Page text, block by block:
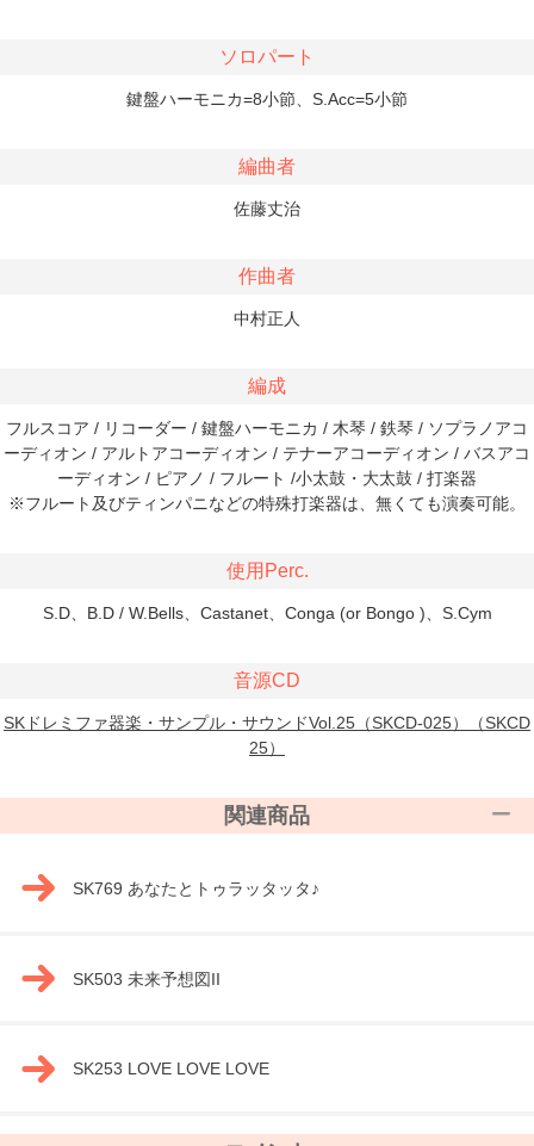
ソロパート
鍵盤ハーモニカ=8小節、S.Acc=5小節
編曲者
佐藤丈治
作曲者
中村正人
編成
フルスコア / リコーダー / 鍵盤ハーモニカ / 木琴 / 鉄琴 / ソプラノアコ
ーディオン / アルトアコーディオン / テナーアコーディオン / バスアコ
ーディオン / ピアノ / フルート /小太鼓・大太鼓 / 打楽器
※フルート及びティンパニなどの特殊打楽器は、無くても演奏可能。
使用Perc.
S.D、B.D / W.Bells、Castanet、Conga (or Bongo )、S.Cym
音源CD
SKドレミファ器楽・サンプル・サウンドVol.25（SKCD-025）（SKCD
25）
関連商品
SK769 あなたとトゥラッタッタ♪
SK503 未来予想図II
SK253 LOVE LOVE LOVE